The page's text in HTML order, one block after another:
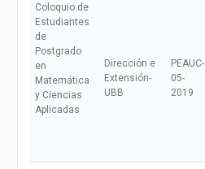
Coloquio de
Estudiantes
de
Postgrado
en
Matemática
y Ciencias
Aplicadas
Dirección e
Extensión-
UBB
PEAUC-
05-
2019